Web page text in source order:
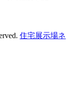
住宅展示場ネ